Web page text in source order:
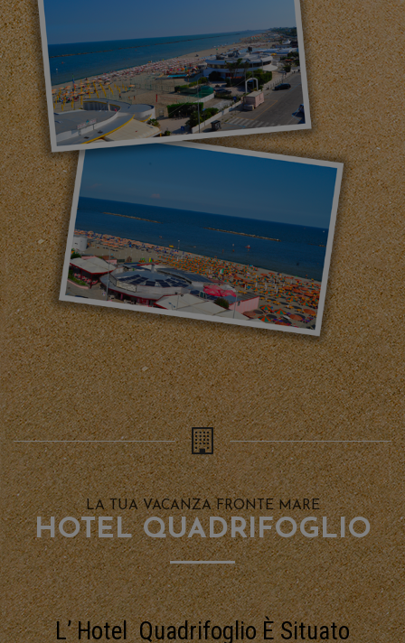
LA TUA VACANZA FRONTE MARE
HOTEL QUADRIFOGLIO
L’ Hotel Quadrifoglio È Situato